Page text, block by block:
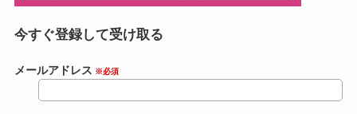
今すぐ登録して受け取る
メールアドレス ※必須